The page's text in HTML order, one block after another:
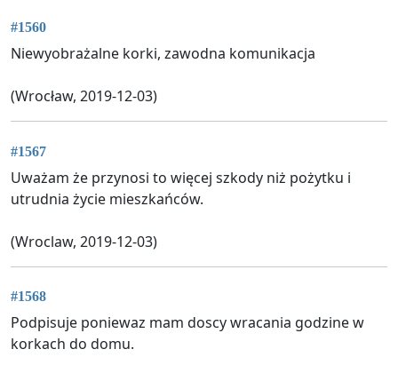
#1560
Niewyobrażalne korki, zawodna komunikacja
(Wrocław, 2019-12-03)
#1567
Uważam że przynosi to więcej szkody niż pożytku i
utrudnia życie mieszkańców.
(Wroclaw, 2019-12-03)
#1568
Podpisuje poniewaz mam doscy wracania godzine w
korkach do domu.